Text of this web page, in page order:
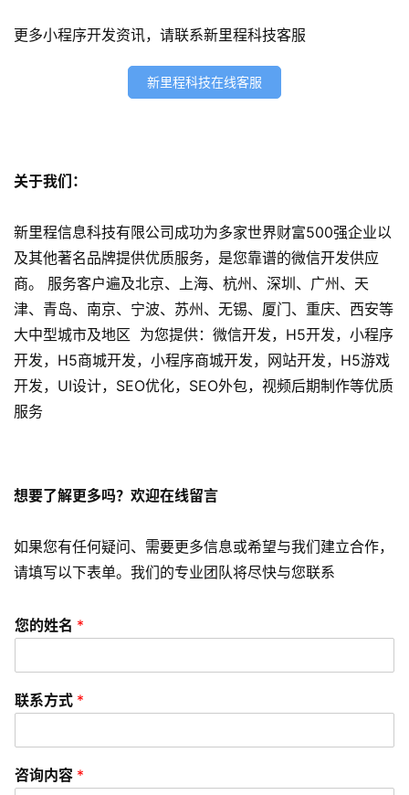
开
发
s
e
o
优
化
数
字
营
A
P
开
发
短
视
资
享
更多小程序开发资讯，请联系新里程科技客服
新里程科技在线客服
关于我们：
新里程信息科技有限公司成功为多家世界财富500强企业以
及其他著名品牌提供优质服务，是您靠谱的微信开发供应
商。 服务客户遍及北京、上海、杭州、深圳、广州、天
津、青岛、南京、宁波、苏州、无锡、厦门、重庆、西安等
大中型城市及地区 为您提供：微信开发，H5开发，小程序
开发，H5商城开发，小程序商城开发，网站开发，H5游戏
开发，UI设计，SEO优化，SEO外包，视频后期制作等优质
服务
想要了解更多吗？欢迎在线留言
如果您有任何疑问、需要更多信息或希望与我们建立合作，
请填写以下表单。我们的专业团队将尽快与您联系
您的姓名 *
联系方式 *
咨询内容 *